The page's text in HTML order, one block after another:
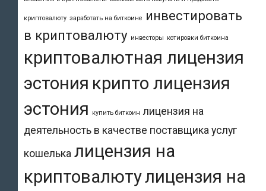
криптовалюту заработать на биткоине
инвестировать
в криптовалюту инвесторы котировки биткоина
криптовалютная лицензия
эстония крипто лицензия
эстония
купить биткоин лицензия на
деятельность в качестве поставщика услуг
кошелька лицензия на
криптовалютулицензия на